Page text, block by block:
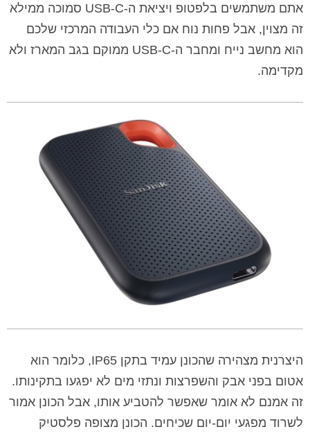
אתם משתמשים בלפטופ ויציאת ה-USB-C סמוכה ממילא
זה מצוין, אבל פחות נוח אם כלי העבודה המרכזי שלכם
הוא מחשב נייח ומחבר ה-USB-C ממוקם בגב המארז ולא
מקדימה.
היצרנית מצהירה שהכונן עמיד בתקן IP65, כלומר הוא
אטום בפני אבק והשפרצות ונתזי מים לא יפגעו בתקינותו.
זה אמנם לא אומר שאפשר להטביע אותו, אבל הכונן אמור
לשרוד מפגעי יום-יום שכיחים. הכונן מצופה פלסטיק